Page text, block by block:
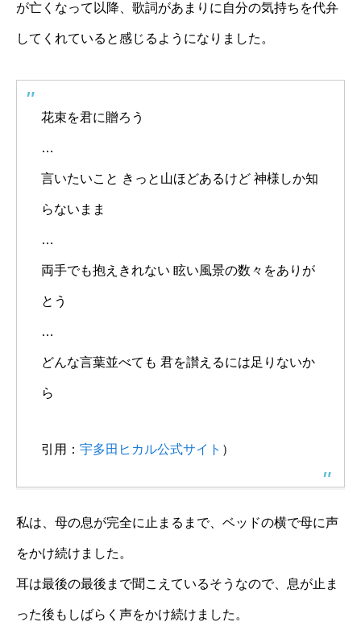
が亡くなって以降、歌詞があまりに自分の気持ちを代弁
してくれていると感じるようになりました。
花束を君に贈ろう
…
言いたいこと きっと山ほどあるけど 神様しか知
らないまま
…
両手でも抱えきれない 眩い風景の数々をありが
とう
…
どんな言葉並べても 君を讃えるには足りないか
ら
引用： 宇多田ヒカル公式サイト ）
私は、母の息が完全に止まるまで、ベッドの横で母に声
をかけ続けました。
耳は最後の最後まで聞こえているそうなので、息が止ま
った後もしばらく声をかけ続けました。